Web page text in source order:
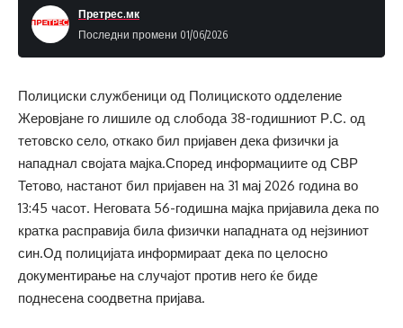
Последни промени 01/06/2026
Претрес.мк
Полициски службеници од Полициското одделение
Жеровјане го лишиле од слобода 38-годишниот Р.С. од
тетовско село, откако бил пријавен дека физички ја
нападнал својата мајка.Според информациите од СВР
Тетово, настанот бил пријавен на 31 мај 2026 година во
13:45 часот. Неговата 56-годишна мајка пријавила дека по
кратка расправија била физички нападната од нејзиниот
син.Од полицијата информираат дека по целосно
документирање на случајот против него ќе биде
поднесена соодветна пријава.